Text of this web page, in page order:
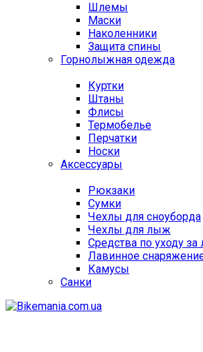
Шлемы
Маски
Наколенники
Защита спины
Горнолыжная одежда
Куртки
Штаны
Флисы
Термобелье
Перчатки
Носки
Аксессуары
Рюкзаки
Сумки
Чехлы для сноуборда
Чехлы для лыж
Средства по уходу
Лавинное
Камусы
Санки